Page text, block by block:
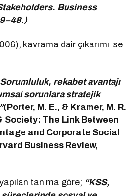
Business
kavrama dair çıkarımı ise
rekabet avantajı
sorunlara stratejik
(Porter, M. E., & Kramer, M. R.
Society: The Link Between
and Corporate Social
Business Review,
tanıma göre; “KSS,